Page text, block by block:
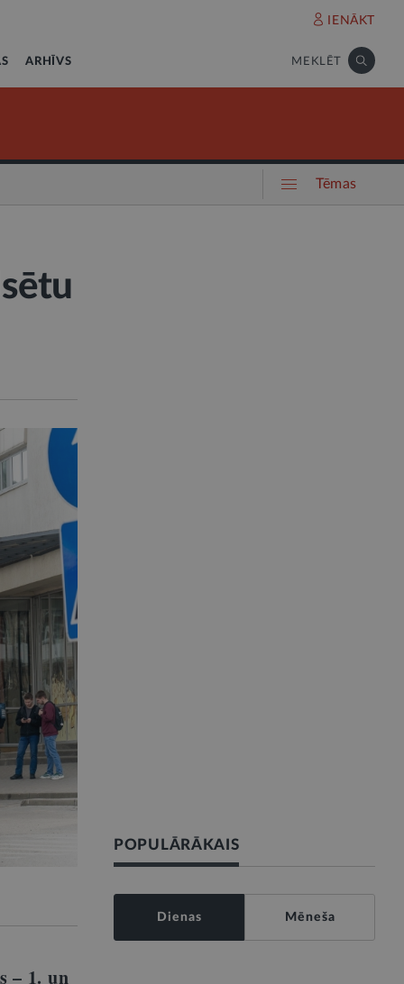
IENĀKT
ARHĪVS MEKLĒT
Tēmas
– 1. un
POPULĀRĀKAIS
Dienas Mēneša